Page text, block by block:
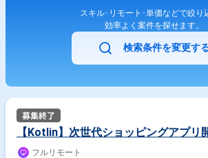
スキル･リモート･単価などで絞り
効率よく案件を探せます。
検索条件を変更す
【Kotlin】次世代ショッピングアプリ
フルリモート